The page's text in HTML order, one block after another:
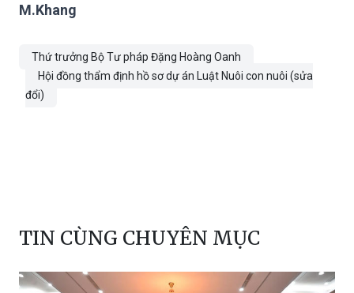
M.Khang
Thứ trưởng Bộ Tư pháp Đặng Hoàng Oanh
Hội đồng thẩm định hồ sơ dự án Luật Nuôi con nuôi (sửa
đổi)
TIN CÙNG CHUYÊN MỤC